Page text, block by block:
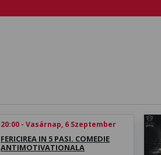
20:00 - Vasárnap, 6 Szeptember
FERICIREA IN 5 PASI. COMEDIE
ANTIMOTIVATIONALA